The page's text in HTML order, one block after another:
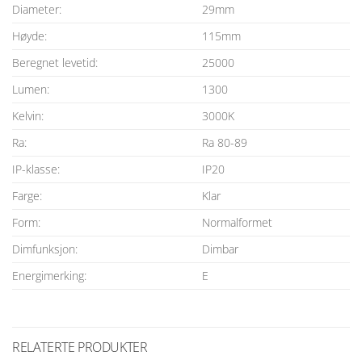
Diameter:
29mm
Høyde:
115mm
Beregnet levetid:
25000
Lumen:
1300
Kelvin:
3000K
Ra:
Ra 80-89
IP-klasse:
IP20
Farge:
Klar
Form:
Normalformet
Dimfunksjon:
Dimbar
Energimerking:
E
RELATERTE PRODUKTER